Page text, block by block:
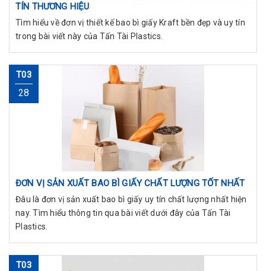
TÍN THƯƠNG HIỆU
Tìm hiểu về đơn vị thiết kế bao bì giấy Kraft bền đẹp và uy tín
trong bài viết này của Tấn Tài Plastics.
T03
28
ĐƠN VỊ SẢN XUẤT BAO BÌ GIẤY CHẤT LƯỢNG TỐT NHẤT
Đâu là đơn vị sản xuất bao bì giấy uy tín chất lượng nhất hiện
nay. Tìm hiểu thông tin qua bài viết dưới đây của Tấn Tài
Plastics.
T03